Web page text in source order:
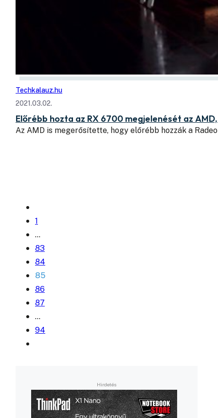
Techkalauz.hu
2021.03.02.
Előrébb hozta az RX 6700 megjelenését az
Az AMD is megerősítette, hogy előrébb hozzák a
1
…
83
84
85
86
87
…
94